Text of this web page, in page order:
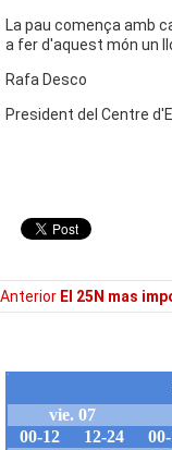
La pau comença amb
a fer d'aquest món un
Rafa Desco
President del Centre
Anterior El 25N mas